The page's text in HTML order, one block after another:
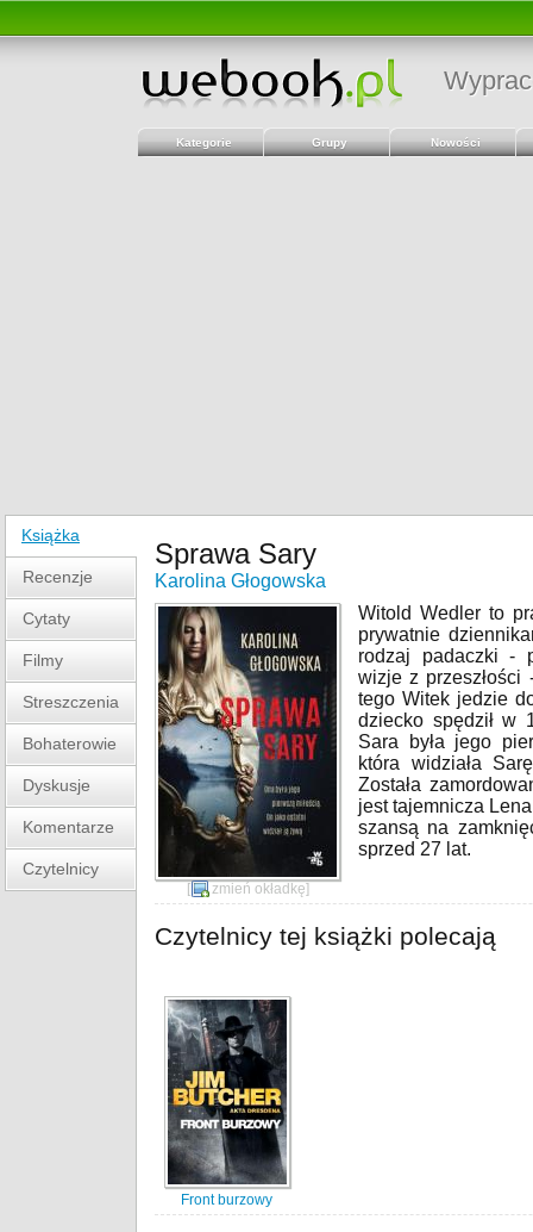
Kategorie Grupy Nowości
Książka
Recenzje
Cytaty
Filmy
Streszczenia
Bohaterowie
Dyskusje
Komentarze
Czytelnicy
Sprawa Sary
Karolina Głogowska
[ zmień okładkę]
Witold Wedler to
prywatnie
rodzaj padaczki -
wizje z przeszłości
tego Witek jedzie
dziecko spędził w
Sara była jego
która widziała
Została
jest tajemnicza
szansą na
sprzed 27 lat.
Czytelnicy tej książki polecają
Front burzowy